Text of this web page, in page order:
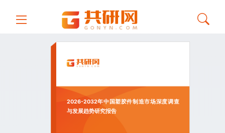
2026-2032年中国塑胶件制造市场深度调查
与发展趋势研究报告